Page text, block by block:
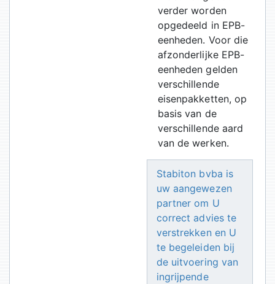
verder worden
opgedeeld in EPB-
eenheden. Voor die
afzonderlijke EPB-
eenheden gelden
verschillende
eisenpakketten, op
basis van de
verschillende aard
van de werken.
Stabiton bvba is
uw aangewezen
partner om U
correct advies te
verstrekken en U
te begeleiden bij
de uitvoering van
ingrijpende